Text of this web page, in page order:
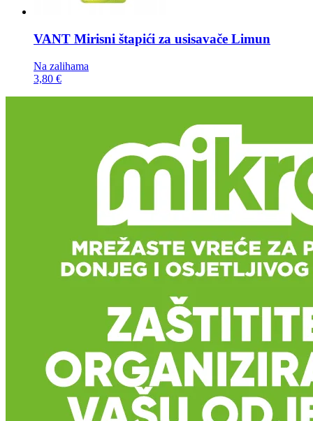
VANT Mirisni štapići za usisavače Limun
Na zalihama
3,80 €